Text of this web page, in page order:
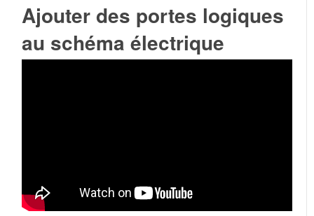
Ajouter des portes logiques
au schéma électrique